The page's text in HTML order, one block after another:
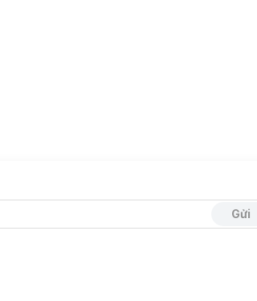
Gửi